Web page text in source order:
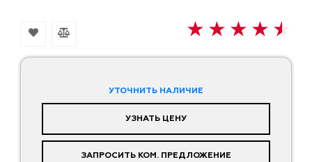
УТОЧНИТЬ НАЛИЧИЕ
УЗНАТЬ ЦЕНУ
ЗАПРОСИТЬ КОМ. ПРЕДЛОЖЕНИЕ